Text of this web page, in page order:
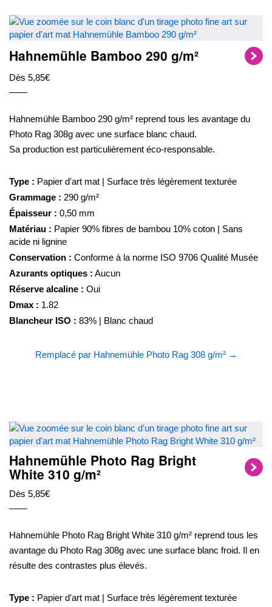
Hahnemühle Bamboo 290 g/m²
Dès 5,85€
Hahnemühle Bamboo 290 g/m² reprend tous les avantage du
Photo Rag 308g avec une surface blanc chaud.
Sa production est particulièrement éco-responsable.
Type : Papier d'art mat | Surface très légèrement texturée
Grammage : 290 g/m²
Épaisseur : 0,50 mm
Matériau : Papier 90% fibres de bambou 10% coton | Sans
acide ni lignine
Conservation : Conforme à la norme ISO 9706 Qualité Musée
Azurants optiques : Aucun
Réserve alcaline : Oui
Dmax : 1.82
Blancheur ISO : 83% | Blanc chaud
Remplacé par Hahnemühle Photo Rag 308 g/m² →
Hahnemühle Photo Rag Bright
White 310 g/m²
Dès 5,85€
Hahnemühle Photo Rag Bright White 310 g/m² reprend tous les
avantage du Photo Rag 308g avec une surface blanc froid. Il en
résulte des contrastes plus élevés.
Type : Papier d'art mat | Surface très légèrement texturée